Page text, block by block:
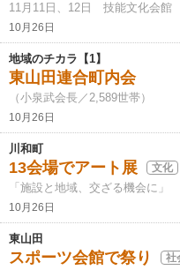
11月11日、12日 技能文化会館
10月26日
地域のチカラ【1】
東山田連合町内会
（小泉武会長／2,589世帯）
10月26日
川和町
13会場でアート展 文化
「施設と地域、交ざる機会に」
10月26日
東山田
スポーツ会館で祭り 社